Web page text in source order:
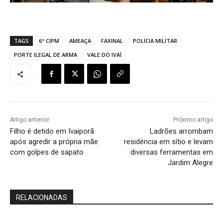
TAGS 6ª CIPM AMEAÇA FAXINAL
POLÍCIA MILITAR
PORTE ILEGAL DE ARMA
VALE DO IVAÍ
Artigo anterior
Filho é detido em Ivaiporã
após agredir a própria mãe
com golpes de sapato
Próximo artigo
Ladrões arrombam
residência em sítio e levam
diversas ferramentas em
Jardim Alegre
RELACIONADAS